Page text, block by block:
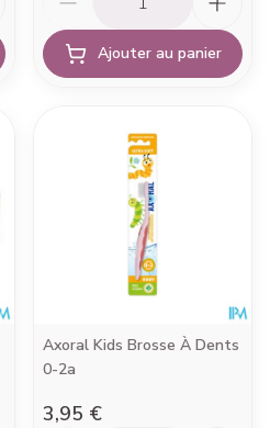
Ajouter au panier
Axoral Kids Brosse À Dents
0-2a
3,95 €